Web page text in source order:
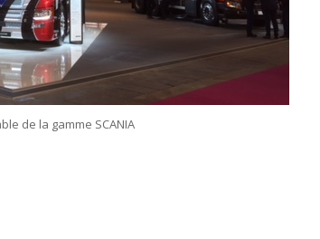
de la gamme SCANIA